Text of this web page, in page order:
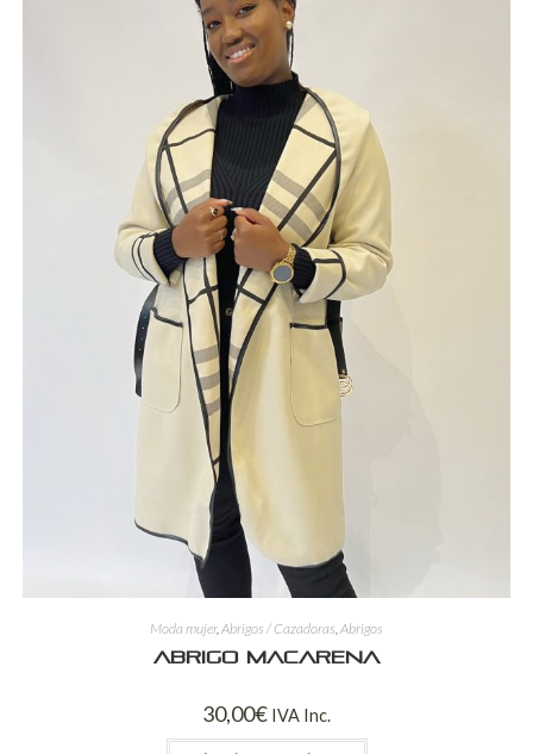
Moda mujer,Abrigos / Cazadoras,Abrigos
Abrigo Macarena
30,00€ IVA Inc.